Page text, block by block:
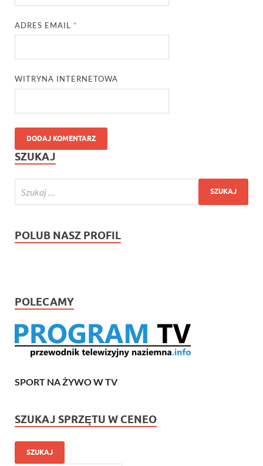
ADRES EMAIL *
WITRYNA INTERNETOWA
SZUKAJ
POLUB NASZ PROFIL
POLECAMY
SPORT NA ŻYWO W TV
SZUKAJ SPRZĘTU W CENEO
SZUKAJ